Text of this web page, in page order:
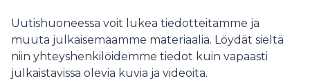
Uutishuoneessa voit lukea tiedotteitamme ja
muuta julkaisemaamme materiaalia. Löydät sieltä
niin yhteyshenkilöidemme tiedot kuin vapaasti
julkaistavissa olevia kuvia ja videoita.